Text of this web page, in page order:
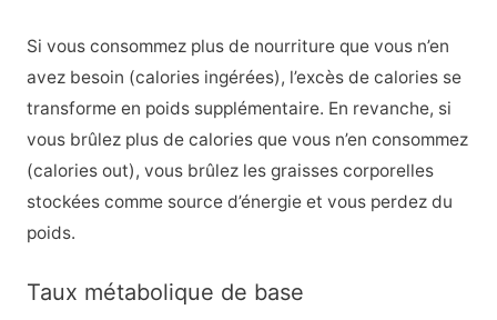
Si vous consommez plus de nourriture que vous n’en
avez besoin (calories ingérées), l’excès de calories se
transforme en poids supplémentaire. En revanche, si
vous brûlez plus de calories que vous n’en consommez
(calories out), vous brûlez les graisses corporelles
stockées comme source d’énergie et vous perdez du
poids.
Taux métabolique de base